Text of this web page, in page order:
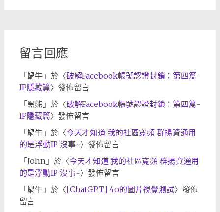
留言回應
「蝸牛」於〈破解Facebook帳號認證封鎖：第四篇-
IP隱藏篇〉發佈留言
「黑熊 」於〈破解Facebook帳號認證封鎖：第四篇-
IP隱藏篇〉發佈留言
「蝸牛」於〈今天才知道 我的社區寬頻 群揚資通用
的是浮動IP 沒事~〉發佈留言
「John 」於〈今天才知道 我的社區寬頻 群揚資通用
的是浮動IP 沒事~〉發佈留言
「蝸牛」於〈[ChatGPT] 4o的圖片視覺測試〉發佈
留言